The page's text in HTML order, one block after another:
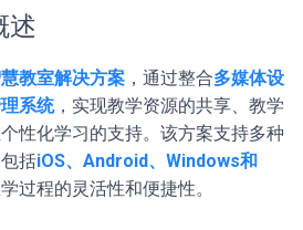
述
教室解决方案 ，通过整合多媒体设
系统，实现教学资源的共享、教学
性化学习的支持。该方案支持多种
括iOS、Android、Windows和
过程的灵活性和便捷性。